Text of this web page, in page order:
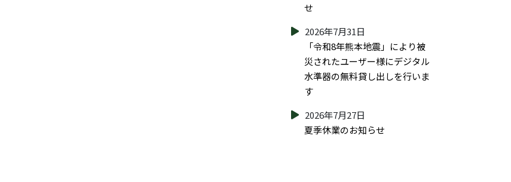
せ
「令和8年熊本地震」により被
災されたユーザー様にデジタル
水準器の無料貸し出しを行いま
す
2026年7月31日
夏季休業のお知らせ
2026年7月27日